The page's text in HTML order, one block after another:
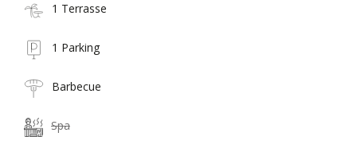
1 Terrasse
1 Parking
Barbecue
Spa